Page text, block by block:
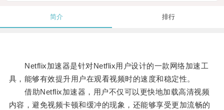
简介 排行
Netflix加速器是针对Netflix用户设计的一款网络加速工
具，能够有效提升用户在观看视频时的速度和稳定性。
借助Netflix加速器，用户不仅可以更快地加载高清视频
内容，避免视频卡顿和缓冲的现象，还能够享受更加流畅的